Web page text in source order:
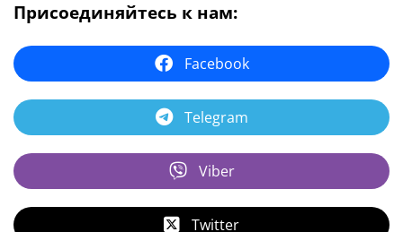
Присоединяйтесь к нам:
Facebook
Telegram
Viber
Twitter